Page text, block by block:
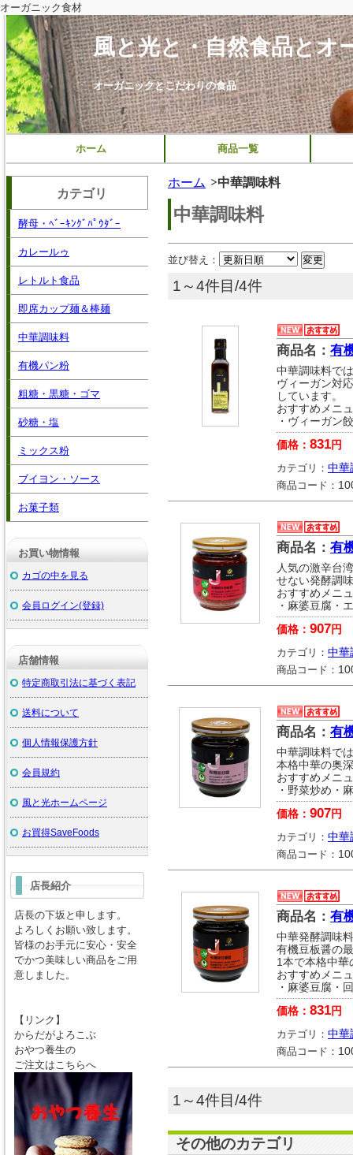
オーガニック食材
風と光と・自然食品とオ
オーガニックとこだわりの食品
ホーム 商品一覧
ホーム 中華調味料
中華調味料
並び替え：
1～4件目/4件
商品名： 有
中華調味料で
ヴィーガン対
しています。
おすすめメニ
・ヴィーガン
価格： 831 円
カテゴリ： 中華
商品コード：
商品名： 有
人気の激辛台
せない発酵調
おすすめメニ
・麻婆豆腐・
価格： 907 円
カテゴリ： 中華
商品コード：
商品名： 有
中華調味料で
本格中華の奥
おすすめメニ
・野菜炒め・
価格： 907 円
カテゴリ： 中華
商品コード：
商品名： 有
中華発酵調味
有機豆板醤の
1本で本格中華
おすすめメニ
・麻婆豆腐・
価格： 831 円
カテゴリ： 中華
商品コード：
1～4件目/4件
その他のカテゴリ
カテゴリ
酵母・ﾍﾞｰｷﾝｸﾞﾊﾟｳﾀﾞｰ
カレールゥ
レトルト食品
即席カップ麺＆棒麺
中華調味料
有機パン粉
粗糖・黒糖・ゴマ
砂糖・塩
ミックス粉
ブイヨン・ソース
お菓子類
お買い物情報
カゴの中を見る
会員ログイン(登録)
店舗情報
特定商取引法に基づく表記
送料について
個人情報保護方針
会員規約
風と光ホームページ
お買得SaveFoods
店長紹介
店長の下坂と申します。
よろしくお願い致します。
皆様のお手元に安心・安全
でかつ美味しい商品をご用
意しました。
【リンク】
からだがよろこぶ
おやつ養生の
ご注文はこちらへ